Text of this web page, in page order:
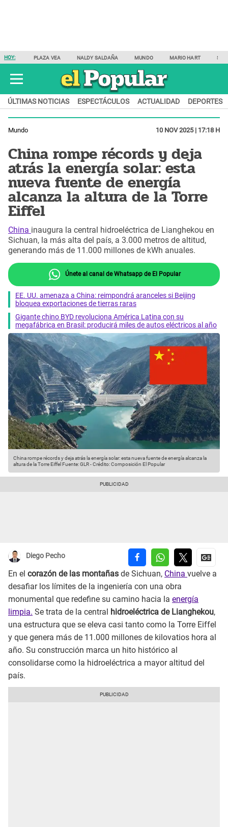
HOY: PLAZA VEA NALDY SALDAÑA MUNDO MARIO HART
ÚLTIMAS NOTICIAS ESPECTÁCULOS ACTUALIDAD DEPORTES
Mundo 10 NOV 2025 | 17:18 H
China rompe récords y deja
atrás la energía solar: esta
nueva fuente de energía
alcanza la altura de la Torre
Eiffel
China inaugura la central hidroeléctrica de Lianghekou en
Sichuan, la más alta del país, a 3.000 metros de altitud,
generando más de 11.000 millones de kWh anuales.
Únete al canal de Whatsapp de El Popular
EE. UU. amenaza a China: reimpondrá aranceles si Beijing
bloquea exportaciones de tierras raras
Gigante chino BYD revoluciona América Latina con su
megafábrica en Brasil: producirá miles de autos eléctricos al año
China rompe récords y deja atrás la energía solar: esta nueva fuente de energía alcanza la
altura de la Torre Eiffel Fuente: GLR-Crédito: Composición El Popular
Diego Pecho
En el corazón de las montañas de Sichuan, China vuelve a
desafiar los límites de la ingeniería con una obra
monumental que redefine su camino hacia la energía
limpia. Se trata de la central hidroeléctrica de Lianghekou,
una estructura que se eleva casi tanto como la Torre Eiffel
y que genera más de 11.000 millones de kilovatios hora al
año. Su construcción marca un hito histórico al
consolidarse como la hidroeléctrica a mayor altitud del
país.